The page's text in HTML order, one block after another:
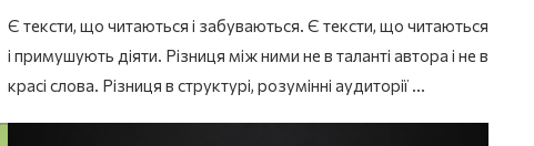
Є тексти, що читаються і забуваються. Є тексти, що читаються
і примушують діяти. Різниця між ними не в таланті автора і не в
красі слова. Різниця в структурі, розумінні аудиторії …